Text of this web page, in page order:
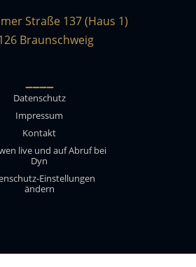
Straße 137 (Haus 1)
Braunschweig
____
Datenschutz
Impressum
Kontakt
live und auf Abruf bei
Dyn
Einstellungen
ändern